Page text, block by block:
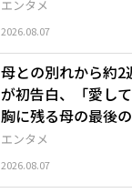
エンタメ
2026.08.07
エンタメ
母との別れから約
が初告白、「愛し
胸に残る母の最後
2026.08.07